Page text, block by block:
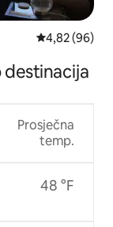
Prosječna
4,82 (96)
destinacija
Prosječna
temp.
48 °F